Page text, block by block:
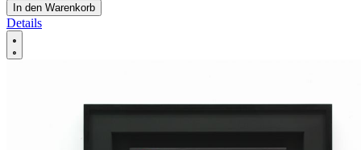
In den Warenkorb
Details